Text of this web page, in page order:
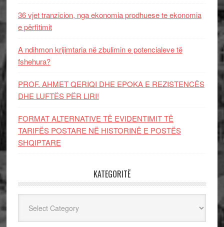
36 vjet tranzicion, nga ekonomia prodhuese te ekonomia
e përfitimit
A ndihmon krijimtaria në zbulimin e potencialeve të
fshehura?
PROF. AHMET QERIQI DHE EPOKA E REZISTENCЁS
DHE LUFTЁS PЁR LIRI!
FORMAT ALTERNATIVE TË EVIDENTIMIT TË
TARIFËS POSTARE NË HISTORINË E POSTËS
SHQIPTARE
KATEGORITË